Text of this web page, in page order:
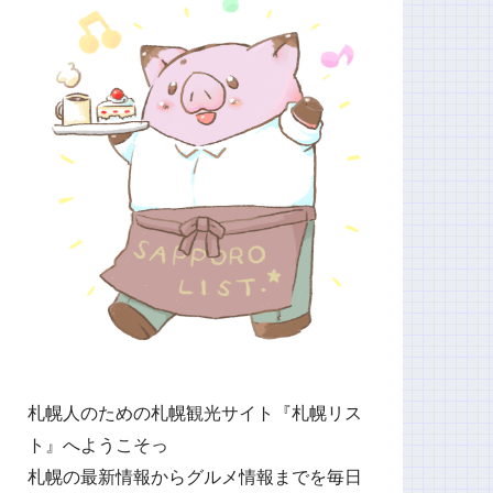
札幌人のための札幌観光サイト『札幌リス
ト』へようこそっ
札幌の最新情報からグルメ情報までを毎日